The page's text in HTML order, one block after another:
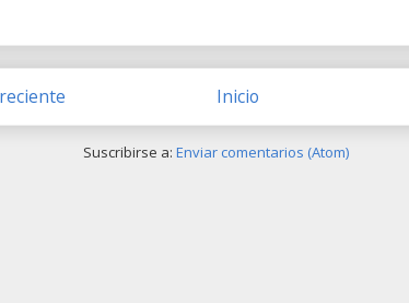
Inicio
Suscribirse a: Enviar comentarios (Atom)